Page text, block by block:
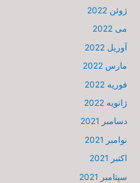
ژوئن 2022
می 2022
آوریل 2022
مارس 2022
فوریه 2022
ژانویه 2022
دسامبر 2021
نوامبر 2021
اکتبر 2021
سپتامبر 2021